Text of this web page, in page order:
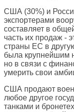
США (30%) и
экспортерами
составляет в
часть их продаж -
страны ЕС в
была крупнейшим
но в связи с
умерить свои
США продают
любое другое
танками и